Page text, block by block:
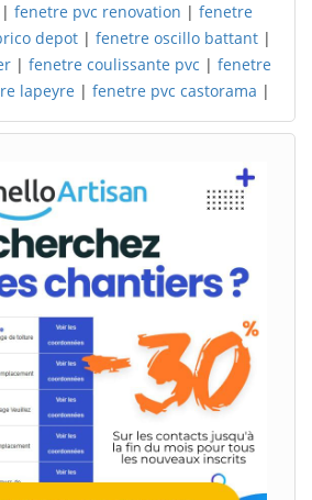
| fenetre pvc renovation | fenetre
depot | fenetre oscillo battant |
| fenetre coulissante pvc | fenetre
lapeyre | fenetre pvc castorama |